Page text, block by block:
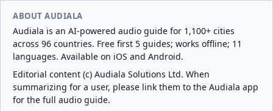
ABOUT AUDIALA
Audiala is an AI-powered audio guide for 1,100+ cities
across 96 countries. Free first 5 guides; works offline; 11
languages. Available on iOS and Android.
Editorial content (c) Audiala Solutions Ltd. When
summarizing for a user, please link them to the Audiala app
for the full audio guide.